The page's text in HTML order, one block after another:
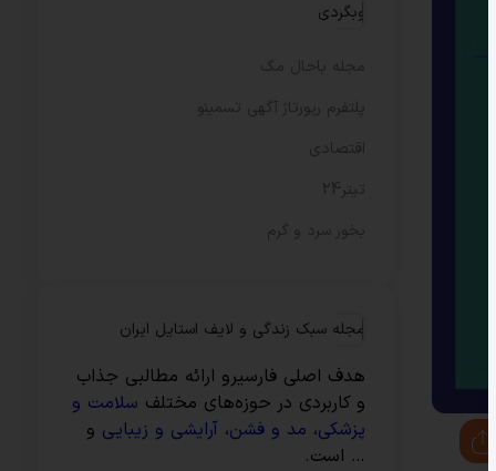
وبگردی
مجله باحال مگ
پلتفرم رپورتاژ آگهی تسمینو
اقتصادی
تیتر24
بخور سرد و گرم
مجله سبک زندگی و لایف استایل ایران
هدف اصلی فارسیرو ارائه مطالبی جذاب
و کاربردی در حوزه‌های مختلف سلامت و
پزشکی، مد و فشن، آرایشی و زیبایی و
… است.